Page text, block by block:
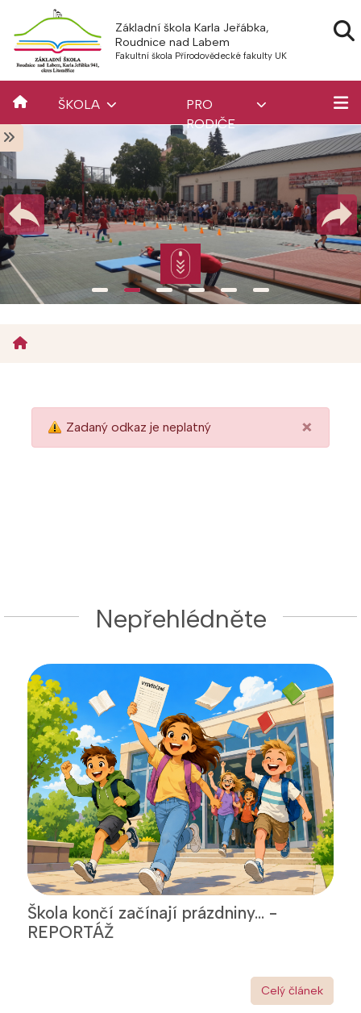
Základní škola Karla Jeřábka,
Roudnice nad Labem
Fakultní škola Přírodovědecké fakulty UK
ŠKOLA
PRO
RODIČE
×
Zadaný odkaz je neplatný
Nepřehlédněte
Škola končí začínají prázdniny... -
REPORTÁŽ
Celý článek